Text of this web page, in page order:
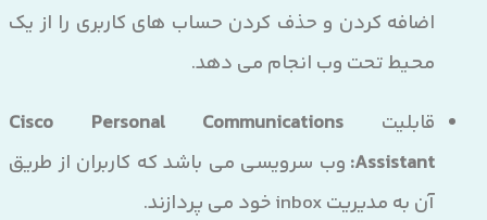
اضافه کردن و حذف کردن حساب های کاربری را از یک
محیط تحت وب انجام می دهد.
قابلیت Cisco Personal Communications
Assistant: وب سرویسی می باشد که کاربران از طریق
آن به مدیریت inbox خود می پردازند.